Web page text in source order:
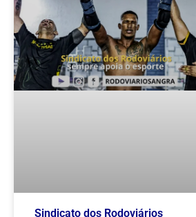
Sindicato dos Rodoviários